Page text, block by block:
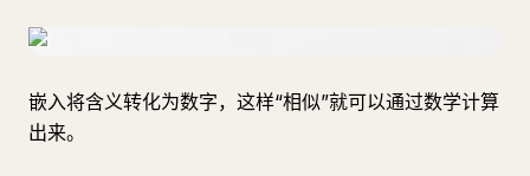
嵌入将含义转化为数字，这样“相似”就可以通过数学计算
出来。